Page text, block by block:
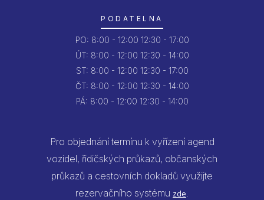
PODATELNA
PO: 8:00 - 12:00 12:30 - 17:00
ÚT: 8:00 - 12:00 12:30 - 14:00
ST: 8:00 - 12:00 12:30 - 17:00
ČT: 8:00 - 12:00 12:30 - 14:00
PÁ: 8:00 - 12:00 12:30 - 14:00
Pro objednání termínu k vyřízení agend
vozidel, řidičských průkazů, občanských
průkazů a cestovních dokladů využijte
rezervačního systému zde.